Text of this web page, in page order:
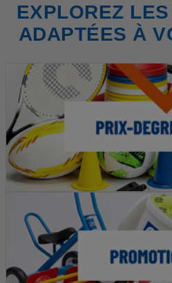
EXPLOREZ
ADAPTÉES À